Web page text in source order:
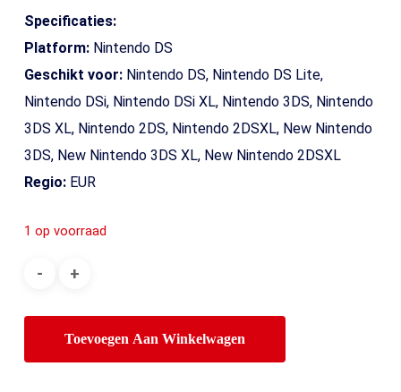
Specificaties:
Platform:Nintendo DS
Geschikt voor:Nintendo DS, Nintendo DS Lite,
Nintendo DSi, Nintendo DSi XL, Nintendo 3DS, Nintendo
3DS XL, Nintendo 2DS, Nintendo 2DSXL, New Nintendo
3DS, New Nintendo 3DS XL, New Nintendo 2DSXL
Regio:EUR
1 op voorraad
Toevoegen Aan Winkelwagen